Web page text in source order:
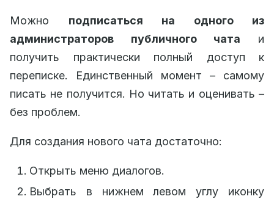
Можно подписаться на одного из
администраторов публичного чата и
получить практически полный доступ к
переписке. Единственный момент – самому
писать не получится. Но читать и оценивать –
без проблем.
Для создания нового чата достаточно:
Открыть меню диалогов.
Выбрать в нижнем левом углу иконку